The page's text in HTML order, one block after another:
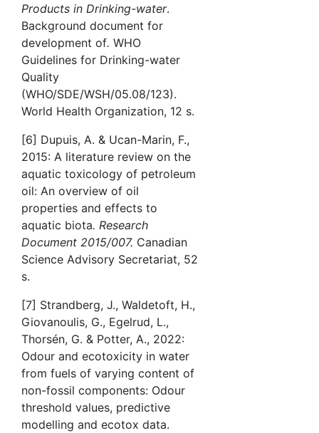
Products in Drinking-water.
Background document for
development of. WHO
Guidelines for Drinking-water
Quality
(WHO/SDE/WSH/05.08/123).
World Health Organization, 12 s.
[6] Dupuis, A. & Ucan-Marin, F.,
2015: A literature review on the
aquatic toxicology of petroleum
oil: An overview of oil
properties and effects to
aquatic biota. Research
Document 2015/007. Canadian
Science Advisory Secretariat, 52
s.
[7] Strandberg, J., Waldetoft, H.,
Giovanoulis, G., Egelrud, L.,
Thorsén, G. & Potter, A., 2022:
Odour and ecotoxicity in water
from fuels of varying content of
non-fossil components: Odour
threshold values, predictive
modelling and ecotox data.